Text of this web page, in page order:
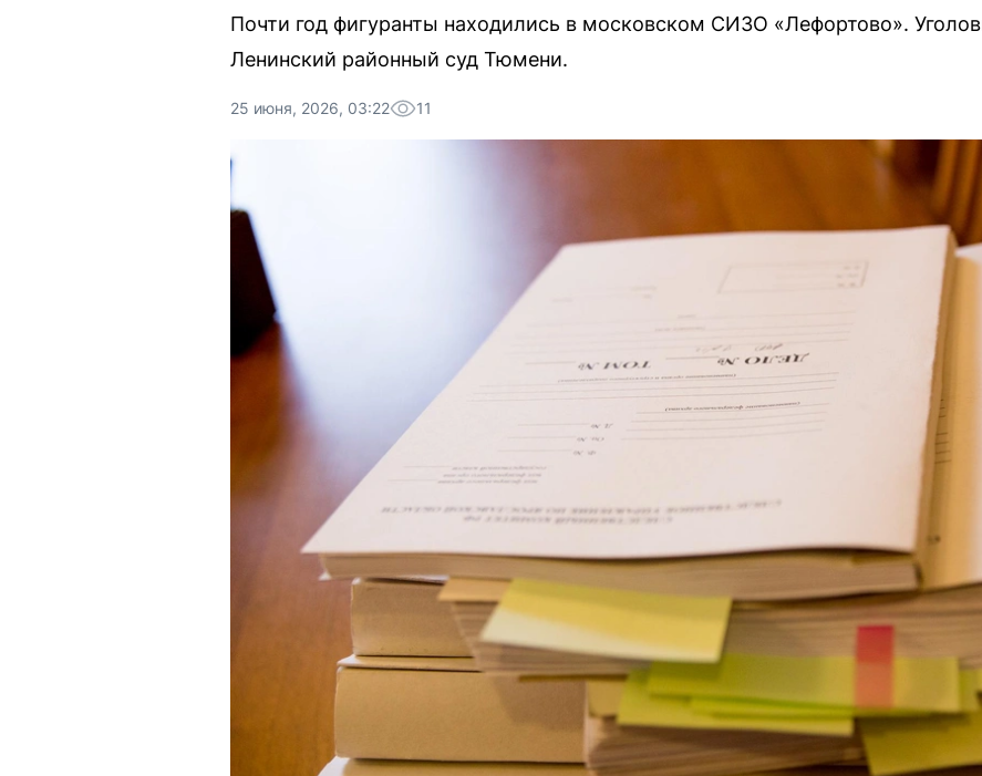
Почти год фигуранты находились в московском СИЗО «Лефортово».
Ленинский районный суд Тюмени.
25 июня, 2026, 03:22 11